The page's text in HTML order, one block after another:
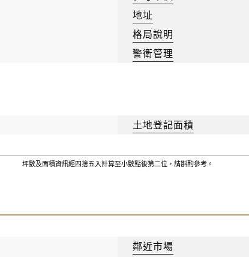
地址
格局說明
警衛管理
土地登記面積
坪數及面積資訊經四捨五入計算至小數點後第二位，請斟酌參考。
鄰近市場